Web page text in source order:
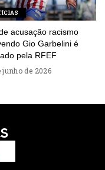
acusação racismo
Gio Garbelini é
pela RFEF
junho de 2026